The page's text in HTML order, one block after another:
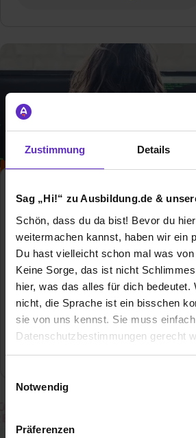
Zustimmung Details
Sag „Hi!“ zu Ausbildung.de &
Schön, dass du da bist! Bevor du
weitermachen kannst, haben wir ein
Du hast vielleicht schon mal was
Keine Sorge, das ist nicht
hier, was das alles für dich bedeutet.
nicht, die Sprache ist ein bisschen
sie von uns kennst. Sie muss
Datenschutzbestimmungen gerecht
Benutzung der Webseite getroffenen
Notwendig
Präferenzen
Duales Studium
Duales Studium Informatik - Finde hier
freie Ausbildungsplätze und
Erfahrungsberichte für das Duale
Studium Informatik
Allgemeine Infos zum
0 freie Ausbildungsstellen